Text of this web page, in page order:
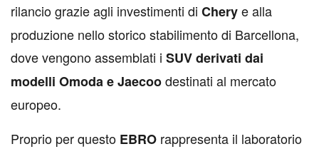
rilancio grazie agli investimenti di Cherye alla
produzione nello storico stabilimento di Barcellona,
dove vengono assemblati i SUV derivati dai
modelli Omoda e Jaecoodestinati al mercato
europeo.
Proprio per questo EBRO rappresenta il laboratorio